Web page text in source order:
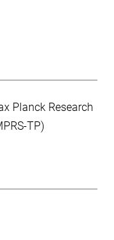
Planck Research
TP)